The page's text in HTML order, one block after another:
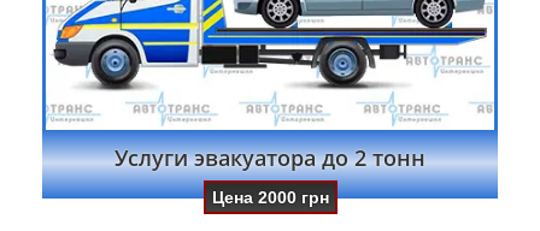
Услуги эвакуатора до 2 тонн
Цена2000 грн